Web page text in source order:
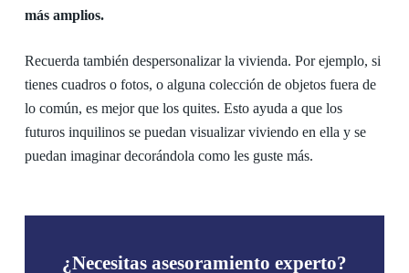
más amplios.
Recuerda también despersonalizar la vivienda. Por ejemplo, si
tienes cuadros o fotos, o alguna colección de objetos fuera de
lo común, es mejor que los quites. Esto ayuda a que los
futuros inquilinos se puedan visualizar viviendo en ella y se
puedan imaginar decorándola como les guste más.
¿Necesitas asesoramiento experto?